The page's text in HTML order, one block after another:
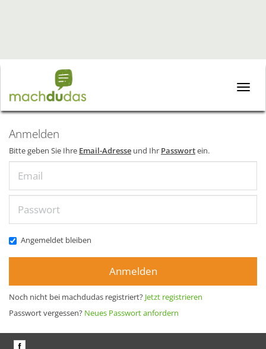
Toggle
Anmelden
Bitte geben Sie Ihre Email-Adresse und Ihr Passwortein.
Angemeldet bleiben
Anmelden
Noch nicht bei machdudas registriert? Jetzt registrieren
Passwort vergessen? Neues Passwort anfordern